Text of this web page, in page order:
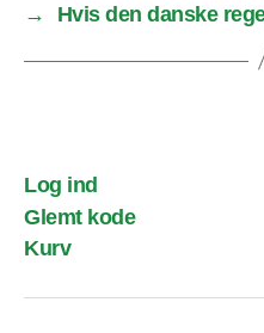
→
Hvis den danske
Log ind
Glemt kode
Kurv